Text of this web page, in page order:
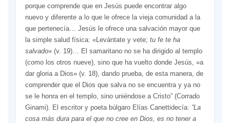
porque comprende que en Jesús puede encontrar algo
nuevo y diferente a lo que le ofrece la vieja comunidad a la
que pertenecía… Jesús le ofrece una salvación mayor que
la simple salud física: «Levántate y vete; tu fe te ha
salvado» (v. 19)… El samaritano no se ha dirigido al templo
(como los otros nueve), sino que ha vuelto donde Jesús, «a
dar gloria a Dios» (v. 18), dando prueba, de esta manera, de
comprender que el Dios que salva no se encuentra y ya no
se le honra en el templo, sino uniéndose a Cristo” (Corrado
Ginami). El escritor y poeta búlgaro Elías Canettidecía: “La
cosa más dura para el que no cree en Dios, es no tener a